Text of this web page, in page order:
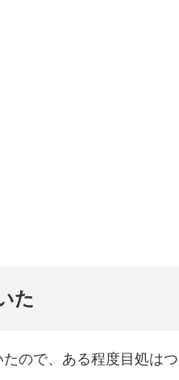
た
ので、ある程度目処はつ